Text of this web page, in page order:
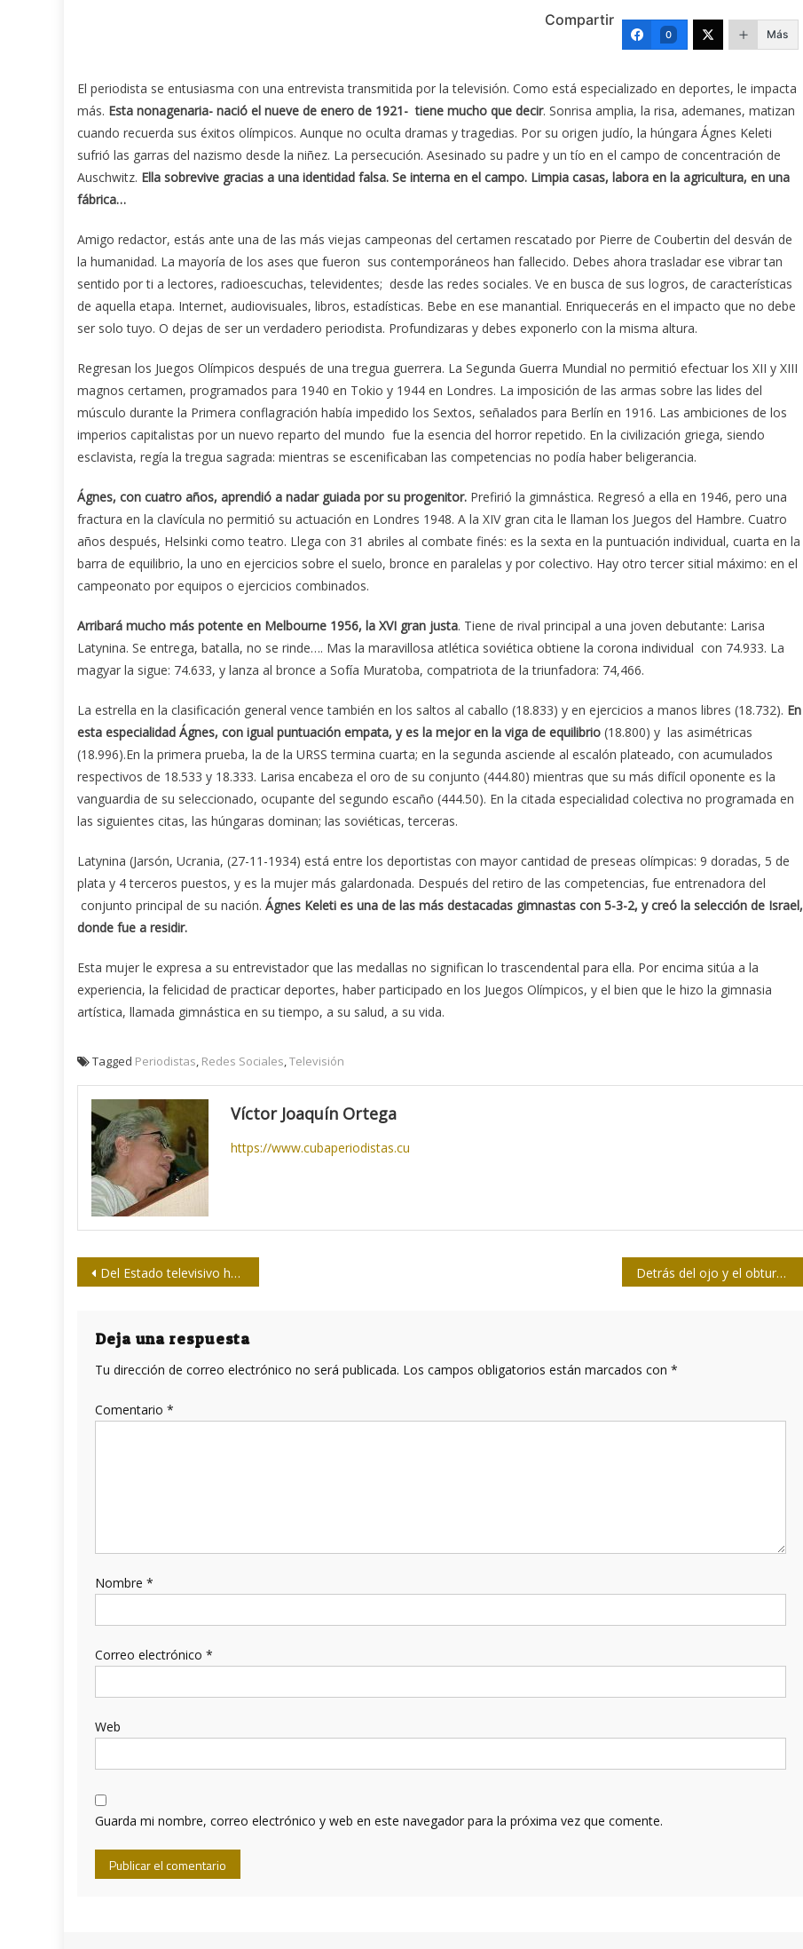
Compartir
0 Más
El periodista se entusiasma con una entrevista transmitida por la televisión. Como está especializado en deportes, le impacta
más. Esta nonagenaria- nació el nueve de enero de 1921- tiene mucho que decir. Sonrisa amplia, la risa, ademanes, matizan
cuando recuerda sus éxitos olímpicos. Aunque no oculta dramas y tragedias. Por su origen judío, la húngara Ágnes Keleti
sufrió las garras del nazismo desde la niñez. La persecución. Asesinado su padre y un tío en el campo de concentración de
Auschwitz. Ella sobrevive gracias a una identidad falsa. Se interna en el campo. Limpia casas, labora en la agricultura, en una
fábrica…
Amigo redactor, estás ante una de las más viejas campeonas del certamen rescatado por Pierre de Coubertin del desván de
la humanidad. La mayoría de los ases que fueron sus contemporáneos han fallecido. Debes ahora trasladar ese vibrar tan
sentido por ti a lectores, radioescuchas, televidentes; desde las redes sociales. Ve en busca de sus logros, de características
de aquella etapa. Internet, audiovisuales, libros, estadísticas. Bebe en ese manantial. Enriquecerás en el impacto que no debe
ser solo tuyo. O dejas de ser un verdadero periodista. Profundizaras y debes exponerlo con la misma altura.
Regresan los Juegos Olímpicos después de una tregua guerrera. La Segunda Guerra Mundial no permitió efectuar los XII y XIII
magnos certamen, programados para 1940 en Tokio y 1944 en Londres. La imposición de las armas sobre las lides del
músculo durante la Primera conflagración había impedido los Sextos, señalados para Berlín en 1916. Las ambiciones de los
imperios capitalistas por un nuevo reparto del mundo fue la esencia del horror repetido. En la civilización griega, siendo
esclavista, regía la tregua sagrada: mientras se escenificaban las competencias no podía haber beligerancia.
Ágnes, con cuatro años, aprendió a nadar guiada por su progenitor. Prefirió la gimnástica. Regresó a ella en 1946, pero una
fractura en la clavícula no permitió su actuación en Londres 1948. A la XIV gran cita le llaman los Juegos del Hambre. Cuatro
años después, Helsinki como teatro. Llega con 31 abriles al combate finés: es la sexta en la puntuación individual, cuarta en la
barra de equilibrio, la uno en ejercicios sobre el suelo, bronce en paralelas y por colectivo. Hay otro tercer sitial máximo: en el
campeonato por equipos o ejercicios combinados.
Arribará mucho más potente en Melbourne 1956, la XVI gran justa. Tiene de rival principal a una joven debutante: Larisa
Latynina. Se entrega, batalla, no se rinde…. Mas la maravillosa atlética soviética obtiene la corona individual con 74.933. La
magyar la sigue: 74.633, y lanza al bronce a Sofía Muratoba, compatriota de la triunfadora: 74,466.
La estrella en la clasificación general vence también en los saltos al caballo (18.833) y en ejercicios a manos libres (18.732). En
esta especialidad Ágnes, con igual puntuación empata, y es la mejor en la viga de equilibrio (18.800) y las asimétricas
(18.996).En la primera prueba, la de la URSS termina cuarta; en la segunda asciende al escalón plateado, con acumulados
respectivos de 18.533 y 18.333. Larisa encabeza el oro de su conjunto (444.80) mientras que su más difícil oponente es la
vanguardia de su seleccionado, ocupante del segundo escaño (444.50). En la citada especialidad colectiva no programada en
las siguientes citas, las húngaras dominan; las soviéticas, terceras.
Latynina (Jarsón, Ucrania, (27-11-1934) está entre los deportistas con mayor cantidad de preseas olímpicas: 9 doradas, 5 de
plata y 4 terceros puestos, y es la mujer más galardonada. Después del retiro de las competencias, fue entrenadora del
conjunto principal de su nación. Ágnes Keleti es una de las más destacadas gimnastas con 5-3-2, y creó la selección de Israel,
donde fue a residir.
Esta mujer le expresa a su entrevistador que las medallas no significan lo trascendental para ella. Por encima sitúa a la
experiencia, la felicidad de practicar deportes, haber participado en los Juegos Olímpicos, y el bien que le hizo la gimnasia
artística, llamada gimnástica en su tiempo, a su salud, a su vida.
Tagged Periodistas, Redes Sociales,Televisión
Víctor Joaquín Ortega
https://www.cubaperiodistas.cu
Navegación
entradas
Del Estado televisivo haitiano al plano de la realidad (I parte) Detrás del ojo y el obturador
Deja una respuesta
Tu dirección de correo electrónico no será publicada. Los campos obligatorios están marcados con *
Comentario *
Nombre *
Correo electrónico *
Web
Guarda mi nombre, correo electrónico y web en este navegador para la próxima vez que comente.